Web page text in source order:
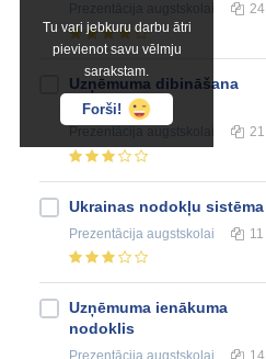
Tu vari jebkuru darbu ātri
pievienot savu vēlmju
sarakstam.
Forši!
24
Uzņēmuma dibināšana
Francijā
21
Ukrainas nodokļu sistēma
Prezentācija augstskolai 11
Uzņēmuma ienākuma
nodoklis